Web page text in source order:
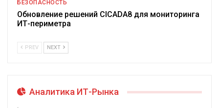
БЕЗОПАСНОСТЬ
Обновление решений CICADA8 для мониторинга
ИТ-периметра
PREV NEXT
Аналитика ИТ-Рынка